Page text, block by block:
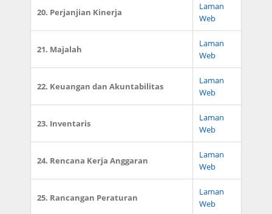
20. Perjanjian Kinerja
Laman
Web
21. Majalah
Laman
Web
22. Keuangan dan Akuntabilitas
Laman
Web
23. Inventaris
Laman
Web
24. Rencana Kerja Anggaran
Laman
Web
25. Rancangan Peraturan
Laman
Web